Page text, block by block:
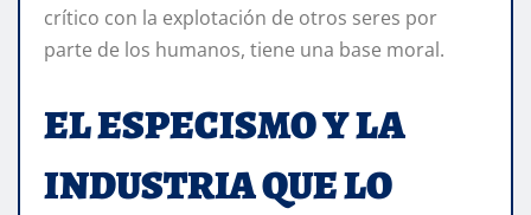
crítico con la explotación de otros seres por
parte de los humanos, tiene una base moral.
EL ESPECISMO Y LA
INDUSTRIA QUE LO